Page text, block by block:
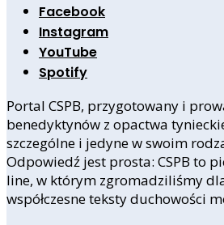
Facebook
Instagram
YouTube
Spotify
Portal CSPB, przygotowany i
benedyktynów z opactwa
szczególne i jedyne w swoim
Odpowiedź jest prosta: CSPB to
line, w którym zgromadziliśmy
współczesne teksty duchowości